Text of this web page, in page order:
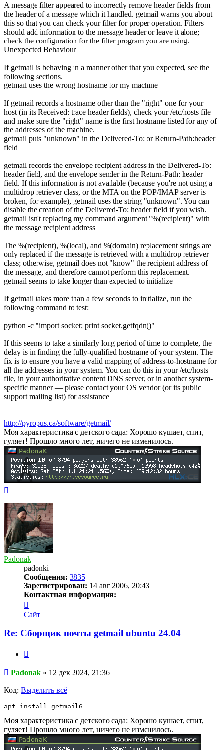
A message filter appeared to incorrectly remove header fields from
the header of a message which it handled. getmail warns you about
this so that you can check your filter for proper operation. Filters
should add information to the message header or leave it alone;
check the configuration for the filter program you are using.
Unexpected Behaviour
If getmail is behaving in a manner other that you expected, see the
following sections.
getmail uses the wrong hostname for my machine
If getmail records a hostname other than the "right" one for your
host (in its Received: trace header fields), check your /etc/hosts file
and make sure the "right" name is the first hostname listed for any of
the addresses of the machine.
getmail puts "unknown" in the Delivered-To: or Return-Path:header
field
getmail records the envelope recipient address in the Delivered-To:
header field, and the envelope sender in the Return-Path: header
field. If this information is not available (because you're not using a
multidrop retriever class, or the MTA on the POP/IMAP server is
broken, for example), getmail uses the string "unknown". You can
disable the creation of the Delivered-To: header field if you wish.
getmail isn't replacing my command argument "%(recipient)" with
the message recipient address
The %(recipient), %(local), and %(domain) replacement strings are
only replaced if the message is retrieved with a multidrop retriever
class; otherwise, getmail does not "know" the recipient address of
the message, and therefore cannot perform this replacement.
getmail seems to take longer than expected to initialize
If getmail takes more than a few seconds to initialize, run the
following command to test:
python -c "import socket; print socket.getfqdn()"
If this seems to take a similarly long period of time to complete, the
delay is in finding the fully-qualified hostname of your system. The
fix is to ensure you have a valid mapping of address-to-hostname for
all the addresses in your system. You can do this in your /etc/hosts
file, in your authoritative content DNS server, or in another system-
specific manner — please contact your OS vendor (or its public
support mailing list) for assistance.
http://pyropus.ca/software/getmail/
Моя характеристика с детского сада: Хорошо кушает, спит,
гуляет! Прошло много лет, ничего не изменилось.
началу
Padonak
padonki
Сообщения: 3835
Зарегистрирован: 14 авг 2006, 20:43
Контактная информация:
информация
пользователя
Padonak
Сайт
Re: Сборщик почты getmail ubuntu 24.04
Сообщение
Padonak » 12 дек 2024, 21:36
Код: Выделить всё
apt install getmail6
Моя характеристика с детского сада: Хорошо кушает, спит,
гуляет! Прошло много лет, ничего не изменилось.